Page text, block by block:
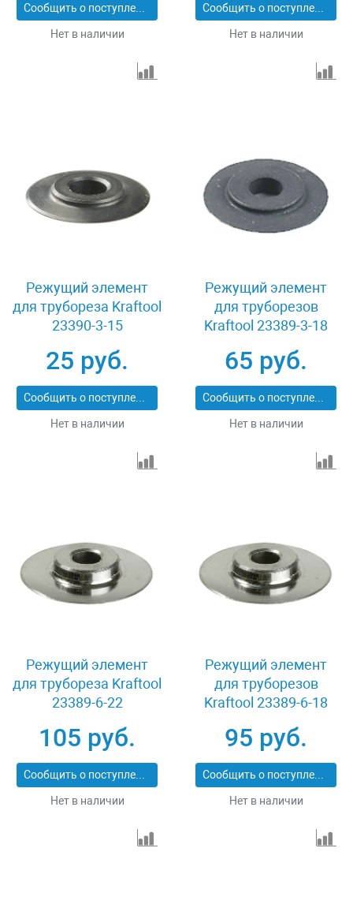
Сообщить о поступлении
Нет в наличии
Сообщить о поступлении
Нет в наличии
Режущий элемент
для трубореза Kraftool
23390-3-15
25 руб.
Сообщить о поступлении
Нет в наличии
Режущий элемент
для труборезов
Kraftool 23389-3-18
65 руб.
Сообщить о поступлении
Нет в наличии
Режущий элемент
для трубореза Kraftool
23389-6-22
105 руб.
Сообщить о поступлении
Нет в наличии
Режущий элемент
для труборезов
Kraftool 23389-6-18
95 руб.
Сообщить о поступлении
Нет в наличии